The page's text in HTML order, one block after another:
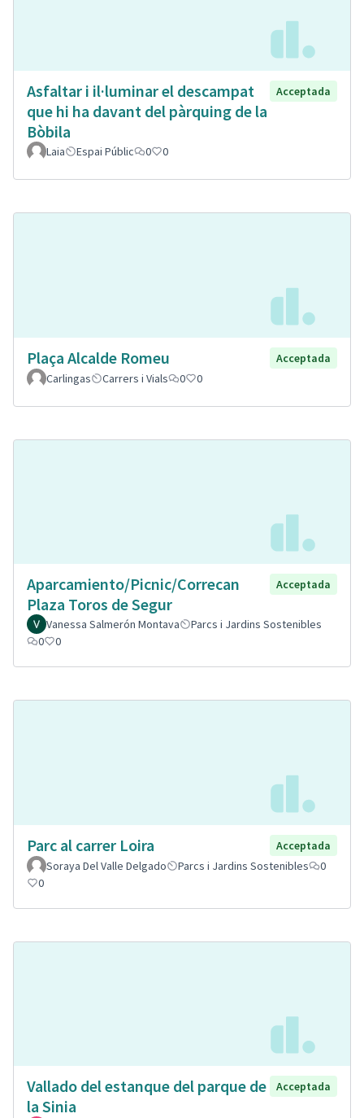
Asfaltar i il·luminar el descampat
que hi ha davant del pàrquing de la
Bòbila
Acceptada
Laia Espai Públic 0 0
Plaça Alcalde Romeu
Acceptada
Carlingas
Carrers i Vials 0 0
Aparcamiento/Picnic/Correcan
Plaza Toros de Segur
Acceptada
Vanessa Salmerón Montava
Parcs i Jardins Sostenibles
0
0
Parc al carrer Loira
Acceptada
Soraya Del Valle Delgado
Parcs i Jardins Sostenibles
0
0
Vallado del estanque del parque de
la Sinia
Acceptada